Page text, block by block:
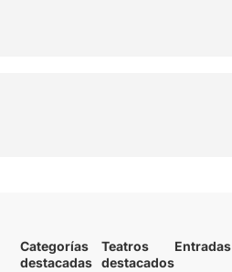
Categorías
destacadas
Teatros
destacados
Entradas